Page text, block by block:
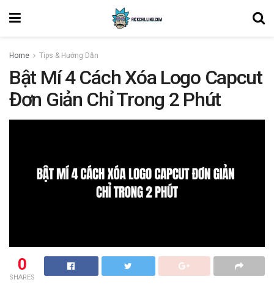
Home Tips & Hướng Dẫn
Bật Mí 4 Cách Xóa Logo Capcut
Đơn Giản Chỉ Trong 2 Phút
0
SHARES